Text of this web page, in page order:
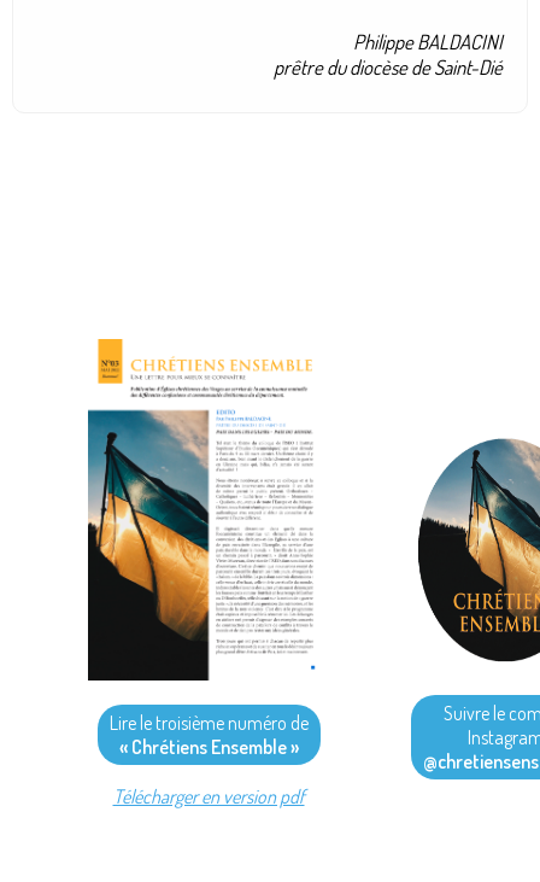
Philippe BALDACINI
prêtre du diocèse de Saint-Dié
Lire le troisième numéro de
« Chrétiens Ensemble »
Télécharger en version pdf
Suivre le